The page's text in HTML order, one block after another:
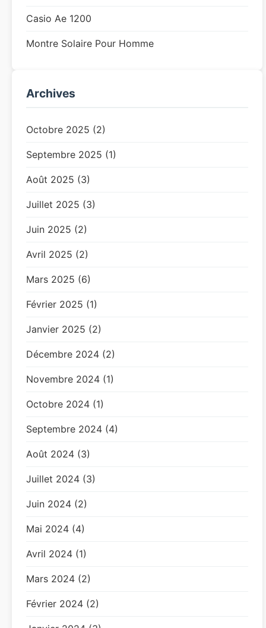
Casio Ae 1200
Montre Solaire Pour Homme
Archives
Octobre 2025 (2)
Septembre 2025 (1)
Août 2025 (3)
Juillet 2025 (3)
Juin 2025 (2)
Avril 2025 (2)
Mars 2025 (6)
Février 2025 (1)
Janvier 2025 (2)
Décembre 2024 (2)
Novembre 2024 (1)
Octobre 2024 (1)
Septembre 2024 (4)
Août 2024 (3)
Juillet 2024 (3)
Juin 2024 (2)
Mai 2024 (4)
Avril 2024 (1)
Mars 2024 (2)
Février 2024 (2)